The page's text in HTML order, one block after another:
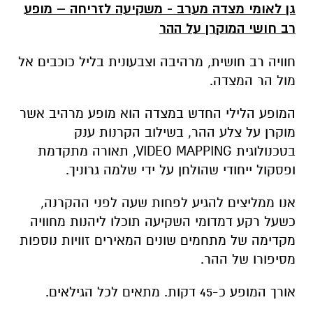
גן לאומי מצדה מערב - משקיעה לזריחה – מופע
רב חושי המוקרן על ההר
חוויה רב חושית, מרהיבה וצבעונית בליל כוכבים אל
מול הר המצדה.
המופע הלילי החדש במצדה הוא מופע מרהיב אשר
מוקרן על צלע ההר, בשילוב הקרנות ענק
בטכנולוגית VIDEO MAPPING, תאורה מתקדמת
ופסקול ייחודי שהולחן על ידי שלמה גרוניך.
אנו ממליצים להגיע לפחות שעה לפני ההקרנה,
כשעל רקע דמדומי השקיעה תוכלו ליהנות מחוויה
מקדימה של מתחמים שונים המאירים זוויות נוספות
מסיפורו של ההר.
אורך המופע כ-45 דקות. מתאים לכל הגילאים.